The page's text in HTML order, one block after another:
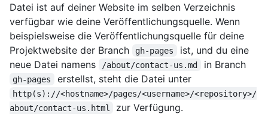
Datei ist auf deiner Website im selben Verzeichnis
verfügbar wie deine Veröffentlichungsquelle. Wenn
beispielsweise die Veröffentlichungsquelle für deine
Projektwebsite der Branch
gh-pages
ist, und du eine
neue Datei namens
/about/contact-us.md in Branch
gh-pages erstellst, steht die Datei unter
http(s)://<hostname>/pages/<username>/<repository>/
about/contact-us.html
zur Verfügung.